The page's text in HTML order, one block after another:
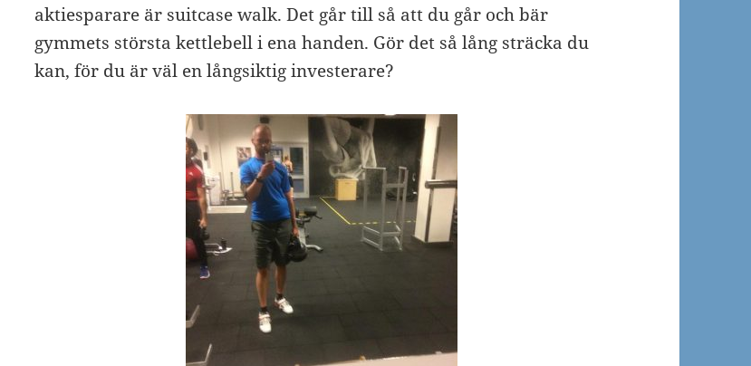
aktiesparare är suitcase walk. Det går till så att du går och bär
gymmets största kettlebell i ena handen. Gör det så lång sträcka du
kan, för du är väl en långsiktig investerare?